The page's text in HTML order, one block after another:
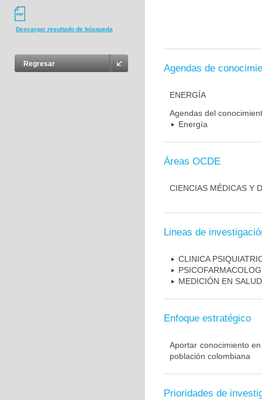
Descargar resultado de búsqueda
Regresar Agendas de
ENERGÍA
Agendas del
Energía
Áreas OCDE
CIENCIAS MÉDICAS Y
Lineas de
CLINICA
MEDICIÓN EN SALUD
Enfoque estratégico
Aportar conocimiento
población colombiana
Prioridades de